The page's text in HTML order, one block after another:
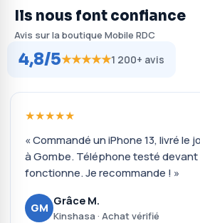
Ils nous font confiance
Avis sur la boutique Mobile RDC
4,8/5★★★★★1 200+ avis
★★★★★
« Commandé un iPhone 13, livré le
à Gombe. Téléphone testé
fonctionne. Je recommande ! »
GM Grâce M.
Kinshasa · Achat vérifié